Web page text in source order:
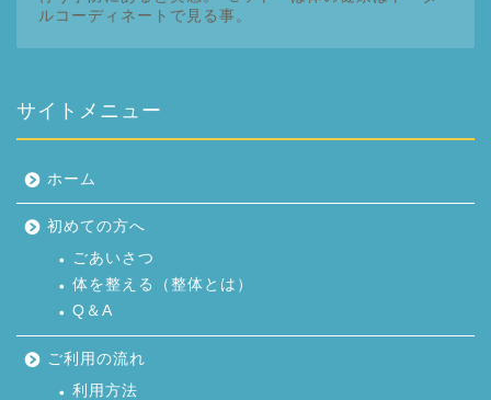
ルコーディネートで見る事。
サイトメニュー
ホーム
初めての方へ
ごあいさつ
体を整える（整体とは）
Q＆A
ご利用の流れ
利用方法